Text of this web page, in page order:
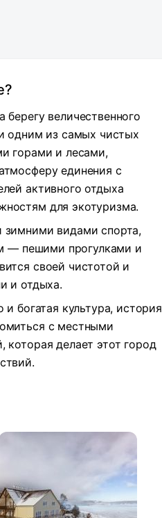
величественного
одним из самых чистых
горами и лесами,
единения с
активного отдыха
для экотуризма.
зимними видами спорта,
— пешими прогулками и
своей чистотой и
и отдыха.
богатая культура, история
с местными
делает этот город